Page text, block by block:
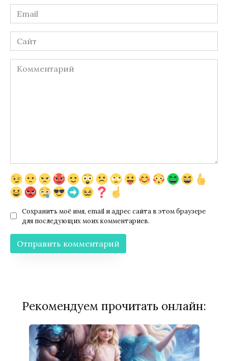
Email
*
Сайт
Комментарий
Сохранить моё имя, email и адрес сайта в этом браузере
для последующих моих комментариев.
Рекомендуем прочитать онлайн: